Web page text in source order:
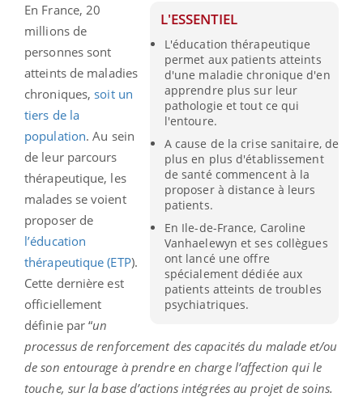
L'ESSENTIEL
L'éducation thérapeutique
permet aux patients atteints
d'une maladie chronique d'en
apprendre plus sur leur
pathologie et tout ce qui
l'entoure.
A cause de la crise sanitaire, de
plus en plus d'établissement
de santé commencent à la
proposer à distance à leurs
patients.
En Ile-de-France, Caroline
Vanhaelewyn et ses collègues
ont lancé une offre
spécialement dédiée aux
patients atteints de troubles
psychiatriques.
En France, 20
millions de
personnes sont
atteints de maladies
chroniques, soit un
tiers de la
population. Au sein
de leur parcours
thérapeutique, les
malades se voient
proposer de
l’éducation
thérapeutique (ETP).
Cette dernière est
officiellement
définie par “un
processus de renforcement des capacités du malade et/ou
de son entourage à prendre en charge l’affection qui le
touche, sur la base d’actions intégrées au projet de soins.